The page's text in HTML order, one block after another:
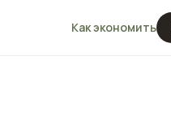
Как экономить